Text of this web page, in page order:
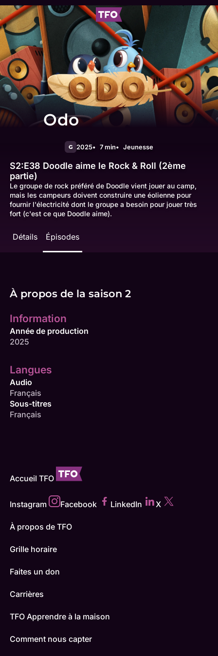
Odo
G 2025 7 min Jeunesse
S2:E38 Doodle aime le Rock & Roll (2ème
partie)
Le groupe de rock préféré de Doodle vient jouer au camp,
mais les campeurs doivent construire une éolienne pour
fournir l'électricité dont le groupe a besoin pour jouer très
fort (c'est ce que Doodle aime).
Détails Épisodes
À propos de la saison 2
Information
Année de production
2025
Langues
Audio
Français
Sous-titres
Français
Accueil TFO
Instagram Facebook LinkedIn X
À propos de TFO
Grille horaire
Faites un don
Carrières
TFO Apprendre à la maison
Comment nous capter